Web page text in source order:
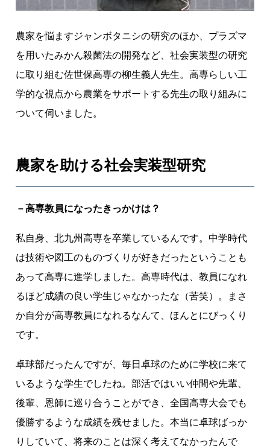
⁉
農
を
救
う
の
づ
り
農家を悩ますジャンボタニシの研究のほか、プラズマ
を用いたみかん殺菌法の開発など、社会実装型の研究
に取り組む佐世保高専の柳生義人先生。高専らしい工
学的な視点から農業をサポートする先生の取り組みに
ついて伺いました。
農家を助ける社会実装型研究
－高専教員になったきっかけは？
私自身、北九州高専を卒業しているんです。中学時代
は技術や図工のものづくりが好きだったということも
あって高専に進学しました。高専時代は、教員になれ
るほど成績の良い学生じゃなかったな（苦笑）。まさ
か自分が高専教員になれるなんて、ほんとにびっくり
です。
卓球部だったんですが、毎日卓球のために学校に来て
いるような学生でしたね。部活ではいい仲間や先輩、
後輩、恩師に巡り合うことができ、全国高専大会でも
優勝するような成績を残せました。本当に卓球ばっか
りしていて、将来のことは深く考えてなかったんで